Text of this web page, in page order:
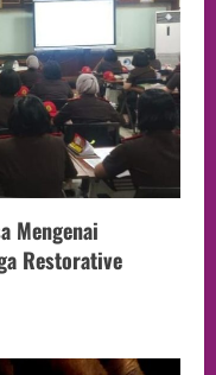
Mengenai
Restorative